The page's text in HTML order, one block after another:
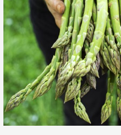
los
precios
altos
para
compensar
en
gran
parte
su
alicaída
producción